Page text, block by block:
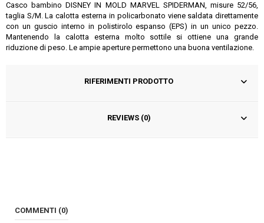
Casco bambino DISNEY IN MOLD MARVEL SPIDERMAN, misure 52/56,
taglia S/M. La calotta esterna in policarbonato viene saldata direttamente
con un guscio interno in polistirolo espanso (EPS) in un unico pezzo.
Mantenendo la calotta esterna molto sottile si ottiene una grande
riduzione di peso. Le ampie aperture permettono una buona ventilazione.
RIFERIMENTI PRODOTTO
REVIEWS (0)
COMMENTI (0)